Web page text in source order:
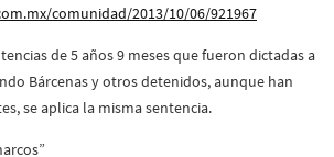
comunidad/2013/10/06/921967
de 5 años 9 meses que fueron dictadas a
Bárcenas y otros detenidos, aunque han
se aplica la misma sentencia.